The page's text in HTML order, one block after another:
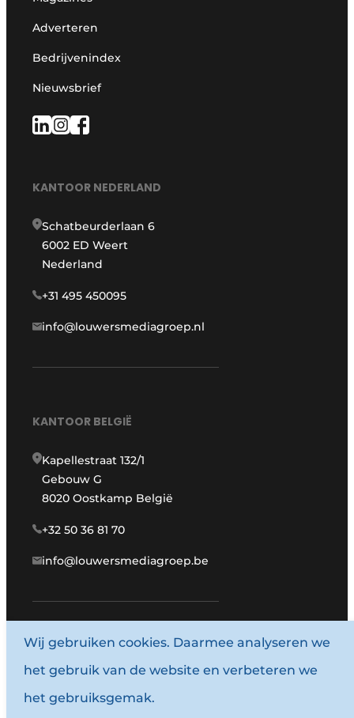
Adverteren
Bedrijvenindex
Nieuwsbrief
KANTOOR NEDERLAND
Schatbeurderlaan 6
6002 ED Weert
Nederland
+31 495 450095
info@louwersmediagroep.nl
KANTOOR BELGIË
Kapellestraat 132/1
Gebouw G
8020 Oostkamp België
+32 50 36 81 70
info@louwersmediagroep.be
www.louwersmediagroep.com
© 1987 - 2026 Louwersmediagroep.
Algemene voorwaarden
Wij gebruiken cookies. Daarmee analyseren we
het gebruik van de website en verbeteren we
het gebruiksgemak.